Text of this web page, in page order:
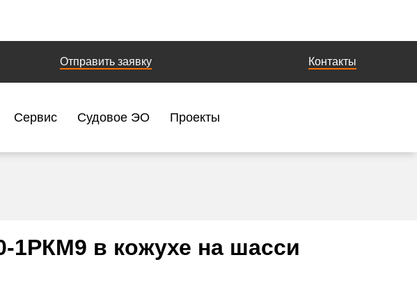
Отправить заявку Контакты
Сервис Судовое ЭО Проекты
1РКМ9 в кожухе на шасси